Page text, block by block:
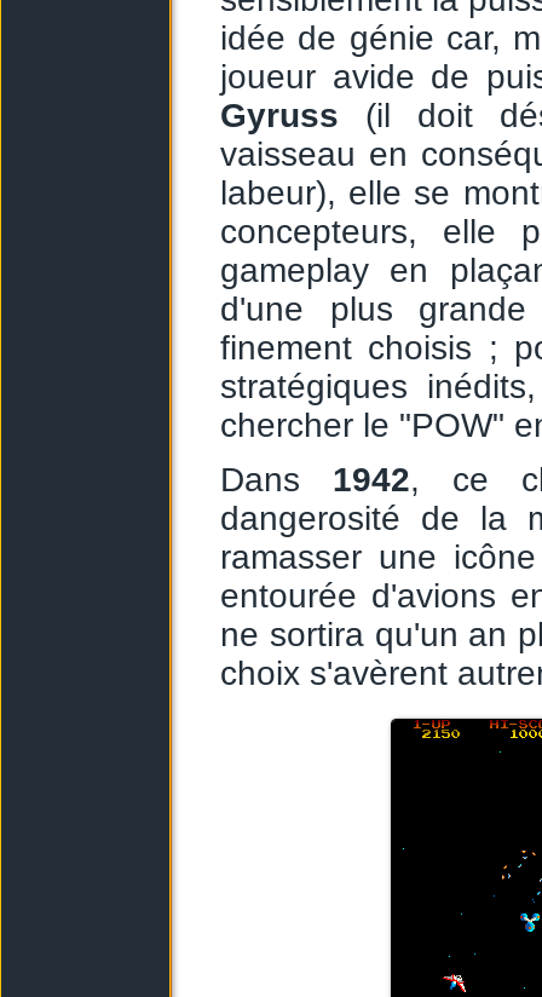
idée de génie car,
joueur avide de
Gyruss (il doit
vaisseau en
labeur), elle se
concepteurs, elle
gameplay en
d'une plus
finement choisis ;
stratégiques
chercher le "POW"
Dans 1942, ce
dangerosité de la
ramasser une
entourée d'avions
ne sortira qu'un an
choix s'avèrent